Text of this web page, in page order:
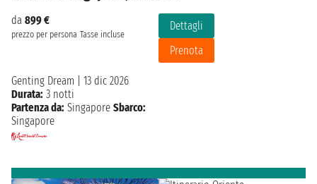
da 899 €
prezzo per persona Tasse incluse
Dettagli
Prenota
Genting Dream
13 dic 2026
Durata: 3 notti
Partenza da: Singapore Sbarco:
Singapore